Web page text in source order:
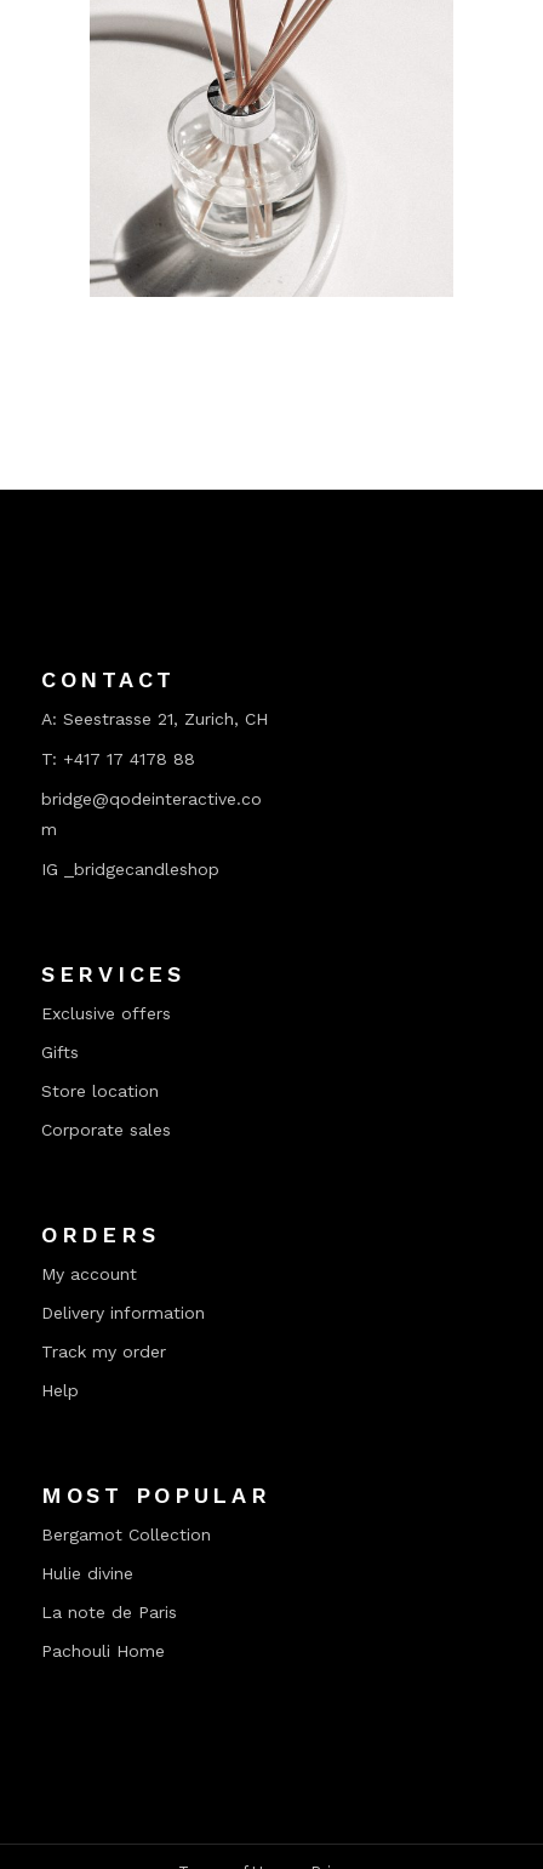
CONTACT
A: Seestrasse 21, Zurich, CH
T: +417 17 4178 88
bridge@qodeinteractive.co
m
IG _bridgecandleshop
SERVICES
Exclusive offers
Gifts
Store location
Corporate sales
ORDERS
My account
Delivery information
Track my order
Help
MOST POPULAR
Bergamot Collection
Hulie divine
La note de Paris
Pachouli Home